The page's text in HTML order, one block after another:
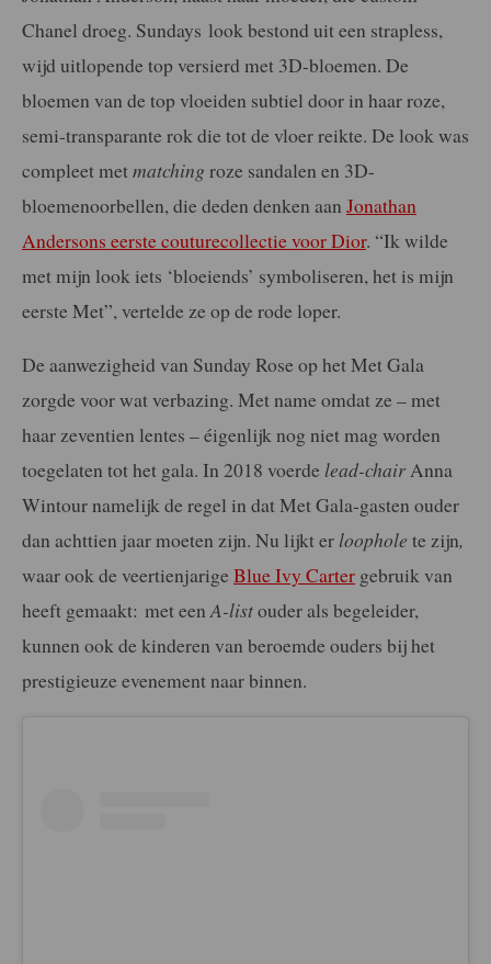
Chanel droeg. Sundays look bestond uit een strapless,
wijd uitlopende top versierd met 3D-bloemen. De
bloemen van de top vloeiden subtiel door in haar roze,
semi-transparante rok die tot de vloer reikte. De look was
compleet metmatching roze sandalen en 3D-
bloemenoorbellen, die deden denken aan Jonathan
Andersons eerste couturecollectie voor Dior. “Ik wilde
met mijn look iets ‘bloeiends’ symboliseren, het is mijn
eerste Met”, vertelde ze op de rode loper.
De aanwezigheid van Sunday Rose op het Met Gala
zorgde voor wat verbazing. Met name omdat ze – met
haar zeventien lentes – éigenlijk nog niet mag worden
toegelaten tot het gala. In 2018 voerde lead-chairAnna
Wintour namelijk de regel in dat Met Gala-gasten ouder
dan achttien jaar moeten zijn. Nu lijkt er loophole te zijn,
waar ook de veertienjarige Blue Ivy Carter gebruik van
heeft gemaakt: met eenA-listouder als begeleider,
kunnen ook de kinderen van beroemde ouders bij het
prestigieuze evenement naar binnen.